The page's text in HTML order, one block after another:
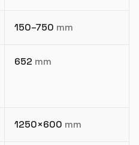
150–750 mm
652 mm
1250×600 mm